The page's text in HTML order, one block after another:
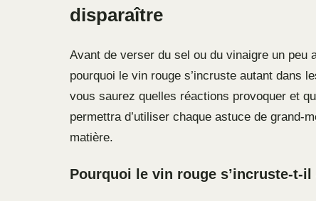
disparaître
Avant de verser du sel ou du vinaigre un peu
pourquoi le vin rouge s’incruste autant dans
vous saurez quelles réactions provoquer et
permettra d’utiliser chaque astuce de grand-
matière.
Pourquoi le vin rouge s’incruste-t-